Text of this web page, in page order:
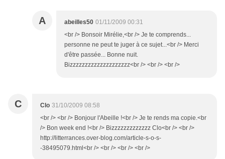
A abeilles50 01/11/2009 00:31
<br /> Bonsoir Mirélie,<br /> Je te comprends...
personne ne peut te juger à ce sujet...<br /> Merci
d'être passée... Bonne nuit.
Bizzzzzzzzzzzzzzzzzzzz<br /> <br /> <br />
C Clo 31/10/2009 08:58
<br /> <br /> Bonjour l'Abeille !<br /> Je te rends ma copie.<br
/> Bon week end !<br /> Bizzzzzzzzzzzzz Clo<br /> <br />
http://litterrances.over-blog.com/article-s-o-s-
-38495079.html<br /> <br /> <br /> <br />